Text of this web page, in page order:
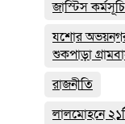
জাস্টিস কর্মসূচি
যশোর অভয়নগর
শুকপাড়া
রাজনীতি
লালমোহনে